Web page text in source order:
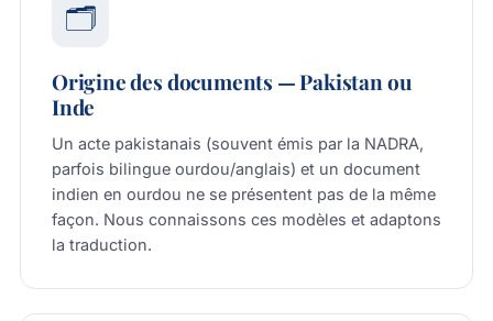
🗂️
Origine des documents — Pakistan ou
Inde
Un acte pakistanais (souvent émis par la NADRA,
parfois bilingue ourdou/anglais) et un document
indien en ourdou ne se présentent pas de la même
façon. Nous connaissons ces modèles et adaptons
la traduction.